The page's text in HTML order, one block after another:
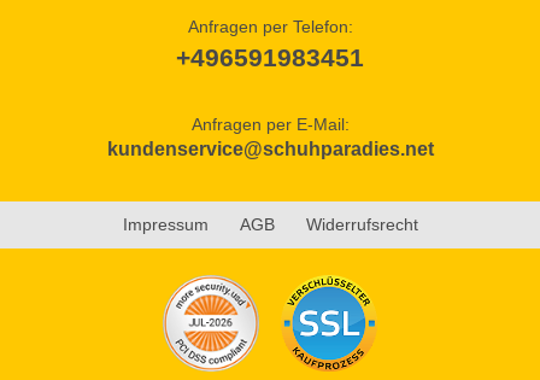
Anfragen per Telefon:
+496591983451
Anfragen per E-Mail:
kundenservice@schuhparadies.net
Impressum AGB Widerrufsrecht